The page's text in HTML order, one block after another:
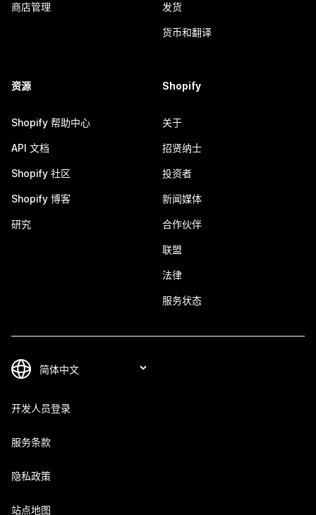
商店管理 发货
货币和翻译
资源
Shopify 帮助中心
API 文档
Shopify 社区
Shopify 博客
研究
Shopify
关于
招贤纳士
投资者
新闻媒体
合作伙伴
联盟
法律
服务状态
开发人员登录
服务条款
隐私政策
站点地图